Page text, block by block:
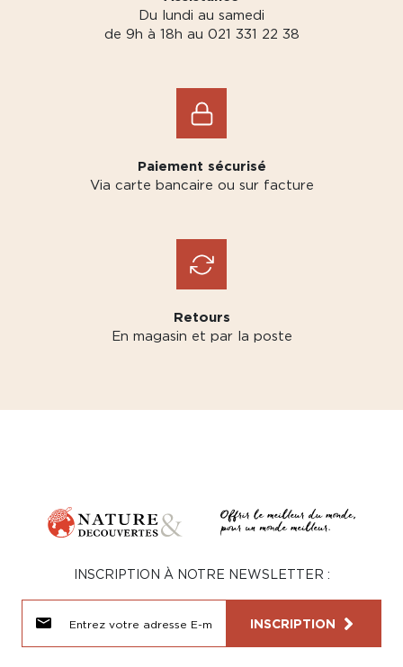
Du lundi au samedi
de 9h à 18h au 021 331 22 38
Paiement sécurisé
Via carte bancaire ou sur facture
Retours
En magasin et par la poste
INSCRIPTION À NOTRE NEWSLETTER :
INSCRIPTION